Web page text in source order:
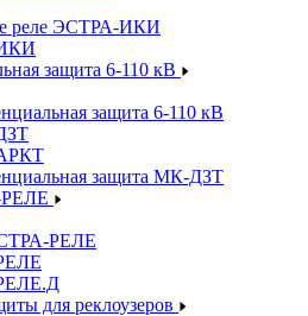
реле ЭСТРА-ИКИ
защита 6-110 кВ
защита 6-110 кВ
защита МК-ДЗТ
РЕЛЕ
для реклоузеров